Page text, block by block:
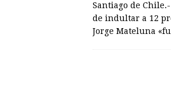
Santiago de
de indultar a 12
Jorge Mateluna